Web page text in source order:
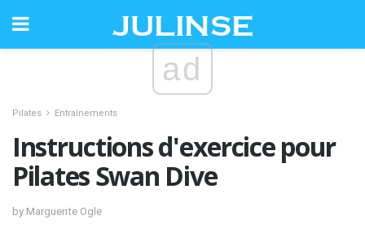
ad
Pilates Entraînements
Instructions d'exercice pour
Pilates Swan Dive
by Marguerite Ogle